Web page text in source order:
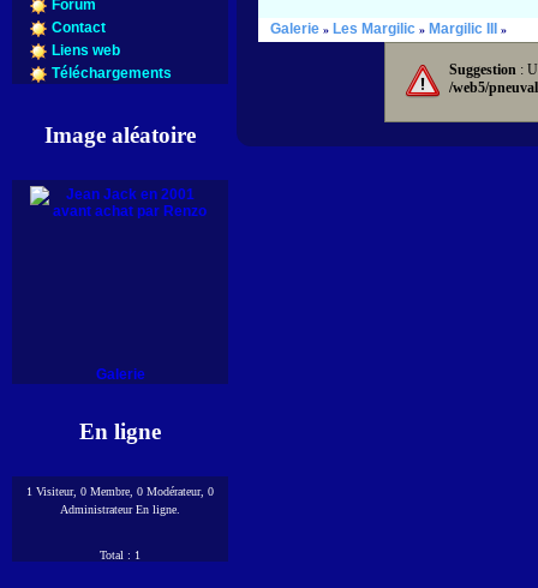
Forum
Contact
Liens web
Téléchargements
Image aléatoire
Galerie
En ligne
1 Visiteur, 0 Membre, 0 Modérateur, 0
Administrateur En ligne.
Total : 1
Galerie» Les Margilic» Margilic III »
Suggestion :
/web5/